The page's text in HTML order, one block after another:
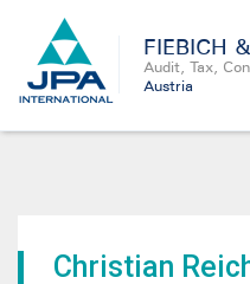
FIEBICH
Audit, Tax,
Austria
Christian